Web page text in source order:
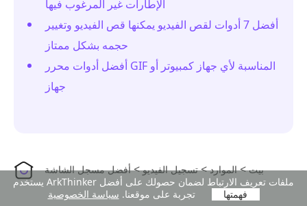
الإطارات غير المرغوب فيها
أفضل 7 أدوات لقص الفيديو يمكنها قص الفيديو وتغيير
حجمه بشكل ممتاز
أفضل أدوات محرر GIF المناسبة لأي جهاز كمبيوتر أو
جهاز
بيت>الموارد>تسجيل الفيديو>أفضل مسجل الشاشة
يستخدم ArkThinker ملفات تعريف الارتباط لضمان حصولك على أفضل
تجربة على موقعنا. سياسة الخصوصية فهمتها